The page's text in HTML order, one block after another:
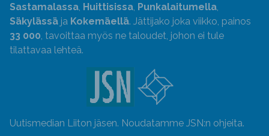
Sastamalassa, Huittisissa, Punkalaitumella,
Säkylässä ja Kokemäellä. Jättijako joka viikko, painos
33 000, tavoittaa myös ne taloudet, johon ei tule
tilattavaa lehteä.
Uutismedian Liiton jäsen. Noudatamme JSN:n ohjeita.